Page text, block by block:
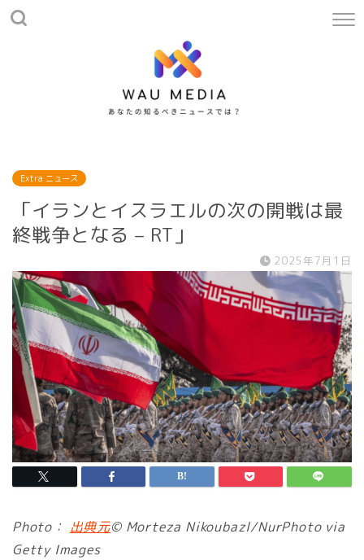
Extra ニュース
「イランとイスラエルの次の開戦は最
終戦争となる – RT」
2025年7月1日
Photo： 出典元© Morteza Nikoubazl/NurPhoto via
Getty Images